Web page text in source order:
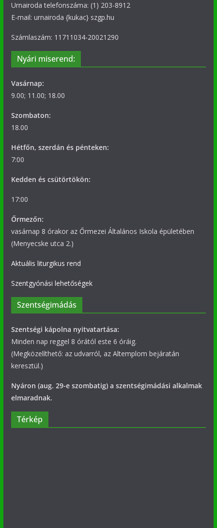
Urnairoda telefonszáma: (1) 203-8912
E-mail: urnairoda {kukac} szgp.hu
Számlaszám: 11711034-20021290
Nyári miserend:
Vasárnap:
9.00; 11.00; 18.00
Szombaton:
18.00
Hétfőn, szerdán és pénteken:
7:00
Kedden és csütörtökön:
17:00
Őrmezőn:
vasárnap 8 órakor az Őrmezei Általános Iskola épületében
(Menyecske utca 2.)
Aktuális liturgikus rend
Szentgyónási lehetőségek
Szentségimádás
Szentségi kápolna nyitvatartása:
Minden nap reggel 8 órától este 6 óráig.
(Megközelíthető: az udvarról, az Altemplom bejáratán
keresztül.)
Nyáron (aug. 29-e szombatig) a szentségimádási alkalmak
elmaradnak.
Térkép